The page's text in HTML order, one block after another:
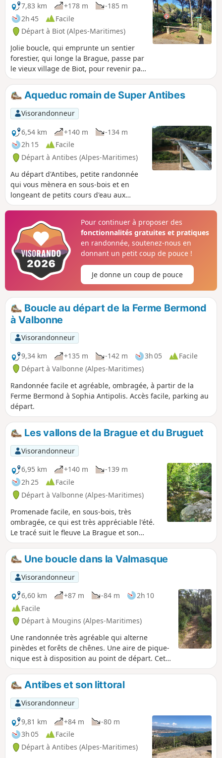
7,83 km +178 m
-185 m
2h 45
Facile
Départ à Biot (Alpes-Maritimes)
Jolie boucle, qui emprunte un sentier
forestier, qui longe la Brague, passe par
le vieux village de Biot, pour revenir par
la forêt jusqu'au Quartier des Templiers.
Aqueduc romain de Super Antibes
Visorandonneur
6,54 km
+140 m
-134 m
2h 15
Facile
Départ à Antibes (Alpes-Maritimes)
Au départ d'Antibes, petite randonnée
qui vous mènera en sous-bois et en
longeant de petits cours d'eau aux
ruines de l'aqueduc romain. Balisage
Pour continuer à proposer des
fonctionnalités gratuites et pratiques
en randonnée, soutenez-nous en
donnant un petit coup de pouce !
Je donne un coup de pouce
Boucle au départ de la Ferme Bermond
à Valbonne
Visorandonneur
9,34 km
+135 m -142 m 3h 05
Facile
Départ à Valbonne (Alpes-Maritimes)
Randonnée facile et agréable, ombragée, à partir de la
Ferme Bermond à Sophia Antipolis. Accès facile, parking au
départ.
Les vallons de la Brague et du Bruguet
Visorandonneur
6,95 km
+140 m
-139 m
2h 25
Facile
Départ à Valbonne (Alpes-Maritimes)
Promenade facile, en sous-bois, très
ombragée, ce qui est très appréciable l'été.
Le tracé suit le fleuve La Brague et son
confluent le Bruguet pour revenir par La
Brague. Vues des cours d'eau magnifiques,
cascades, petit pont de pierre.
Une boucle dans la Valmasque
Visorandonneur
6,60 km
+87 m -84 m
2h 10
Facile
Départ à Mougins (Alpes-Maritimes)
Une randonnée très agréable qui alterne
pinèdes et forêts de chênes. Une aire de pique-
nique est à disposition au point de départ. Cette
randonnée peut également s'envisager à VTT.
Antibes et son littoral
Visorandonneur
9,81 km
+84 m
-80 m
3h 05
Facile
Départ à Antibes (Alpes-Maritimes)